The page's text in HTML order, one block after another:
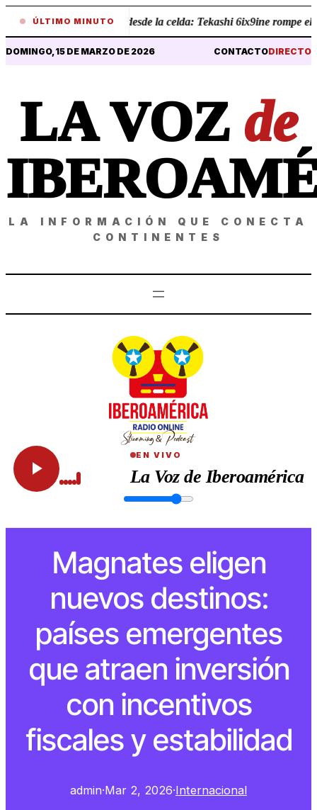
ÚLTIMO MINUTO
• Revelaciones desde la celda: Tekashi 6ix9ine rompe el
DOMINGO, 15 DE MARZO DE 2026 CONTACTODIRECTO
LA VOZ de
LA INFORMACIÓN QUE CONECTA
CONTINENTES
EN VIVO
La Voz de Iberoamérica
Magnates eligen
nuevos destinos:
países emergentes
que atraen inversión
con incentivos
fiscales y estabilidad
admin·Mar 2, 2026·Internacional